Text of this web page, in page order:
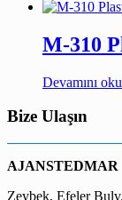
M-310
Devamını oku
Bize Ulaşın
AJANSTEDMAR
Zeybek, Efeler